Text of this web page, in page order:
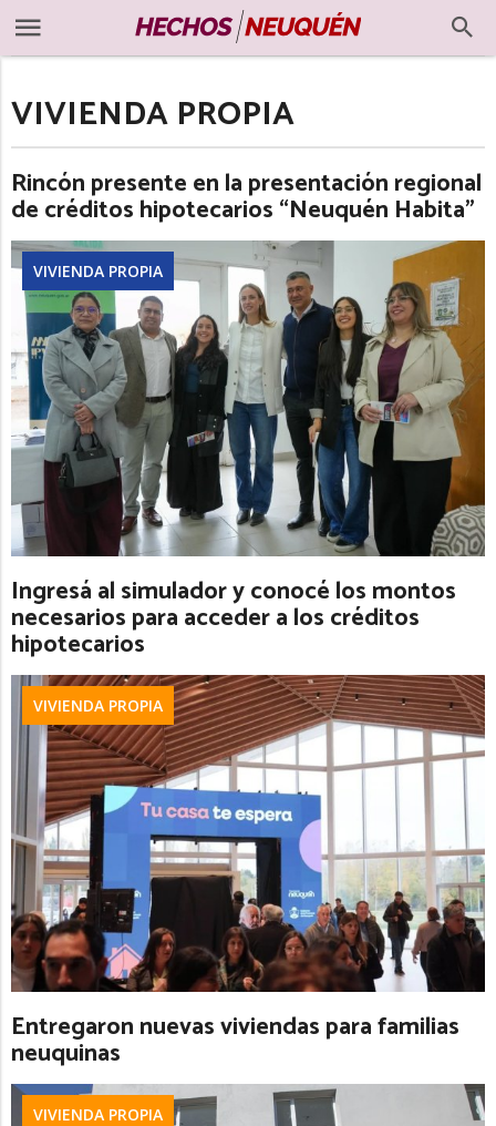
VIVIENDA PROPIA
Rincón presente en la presentación regional
de créditos hipotecarios “Neuquén Habita”
VIVIENDA PROPIA
Ingresá al simulador y conocé los montos
necesarios para acceder a los créditos
hipotecarios
VIVIENDA PROPIA
Entregaron nuevas viviendas para familias
neuquinas
VIVIENDA PROPIA